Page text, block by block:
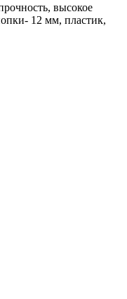
высокое
12 мм, пластик,